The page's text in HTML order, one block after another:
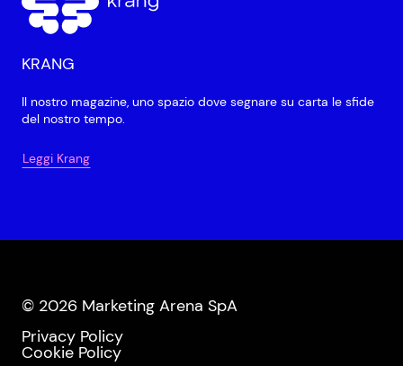
KRANG
Il nostro magazine, uno spazio dove segnare su carta le sfide
del nostro tempo.
Leggi Krang
© 2026 Marketing Arena SpA
Privacy Policy
Cookie Policy